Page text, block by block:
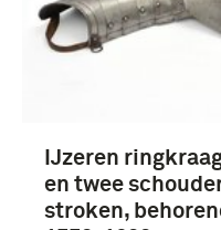
IJzeren
en twee
stroken,